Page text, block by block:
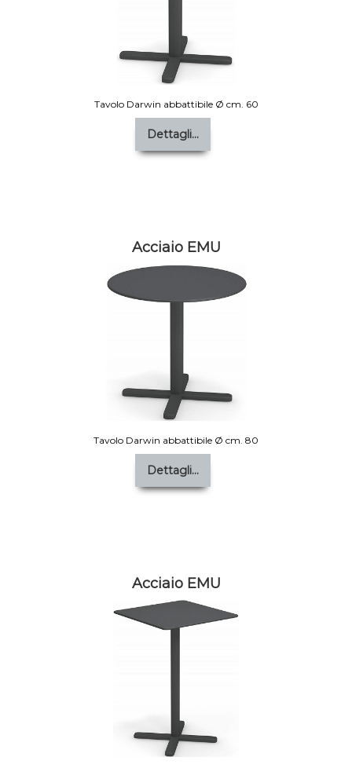
Tavolo Darwin abbattibile Ø cm. 60
Dettagli...
Acciaio EMU
Tavolo Darwin abbattibile Ø cm. 80
Dettagli...
Acciaio EMU